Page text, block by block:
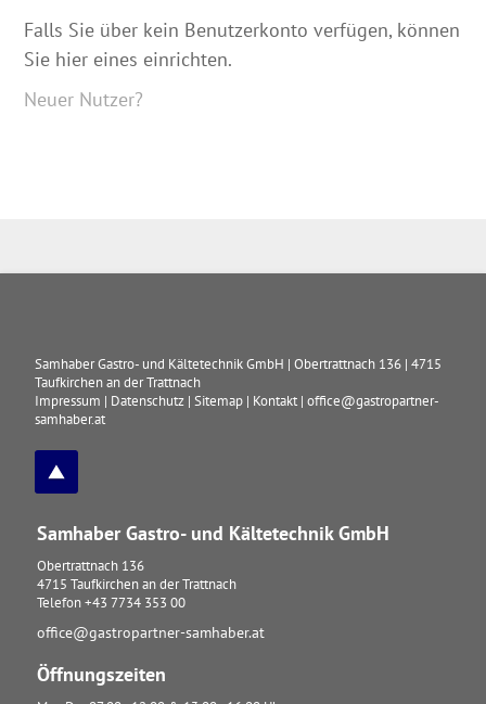
Falls Sie über kein Benutzerkonto verfügen, können
Sie hier eines einrichten.
Neuer Nutzer?
Samhaber Gastro- und Kältetechnik GmbH |Obertrattnach 136 |4715
Taufkirchen an der Trattnach
Impressum | Datenschutz |Sitemap | Kontakt |office@gastropartner-
samhaber.at
Samhaber Gastro- und Kältetechnik GmbH
Obertrattnach 136
4715 Taufkirchen an der Trattnach
Telefon +43 7734 353 00
office@gastropartner-samhaber.at
Öffnungszeiten